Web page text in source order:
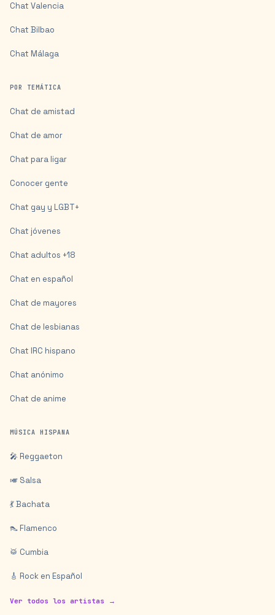
Chat Valencia
Chat Bilbao
Chat Málaga
POR TEMÁTICA
Chat de amistad
Chat de amor
Chat para ligar
Conocer gente
Chat gay y LGBT+
Chat jóvenes
Chat adultos +18
Chat en español
Chat de mayores
Chat de lesbianas
Chat IRC hispano
Chat anónimo
Chat de anime
MÚSICA HISPANA
🎤 Reggaeton
🎺 Salsa
💃 Bachata
👠 Flamenco
🥁 Cumbia
🎸 Rock en Español
Ver todos los artistas →